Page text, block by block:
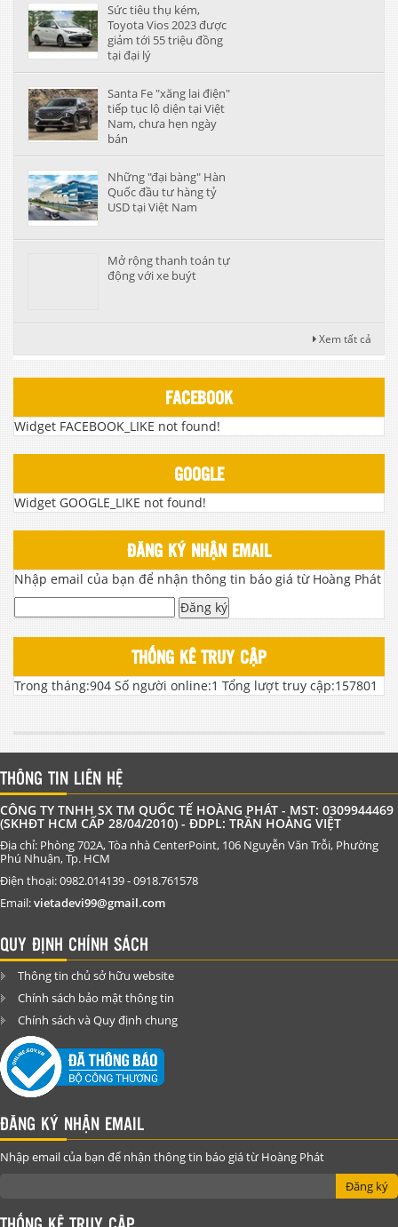
Sức tiêu thụ kém,
Toyota Vios 2023 được
giảm tới 55 triệu đồng
tại đại lý
Santa Fe "xăng lai điện"
tiếp tục lộ diện tại Việt
Nam, chưa hẹn ngày
bán
Những "đại bàng" Hàn
Quốc đầu tư hàng tỷ
USD tại Việt Nam
Mở rộng thanh toán tự
động với xe buýt
Xem tất cả
FACEBOOK
Widget FACEBOOK_LIKE not found!
GOOGLE
Widget GOOGLE_LIKE not found!
ĐĂNG KÝ NHẬN EMAIL
Nhập email của bạn để nhận thông tin báo giá từ Hoàng Phát
Đăng ký
THỐNG KÊ TRUY CẬP
Trong tháng:904 Số người online:1 Tổng lượt truy cập:157801
THÔNG TIN LIÊN HỆ
CÔNG TY TNHH SX TM QUỐC TẾ HOÀNG PHÁT - MST: 0309944469
(SKHĐT HCM CẤP 28/04/2010) - ĐDPL: TRẦN HOÀNG VIỆT
Địa chỉ: Phòng 702A, Tòa nhà CenterPoint, 106 Nguyễn Văn Trỗi, Phường
Phú Nhuận, Tp. HCM
Điện thoại: 0982.014139 - 0918.761578
Email:vietadevi99@gmail.com
QUY ĐỊNH CHÍNH SÁCH
Thông tin chủ sở hữu website
Chính sách bảo mật thông tin
Chính sách và Quy định chung
ĐĂNG KÝ NHẬN EMAIL
Nhập email của bạn để nhận thông tin báo giá từ Hoàng Phát
Đăng ký